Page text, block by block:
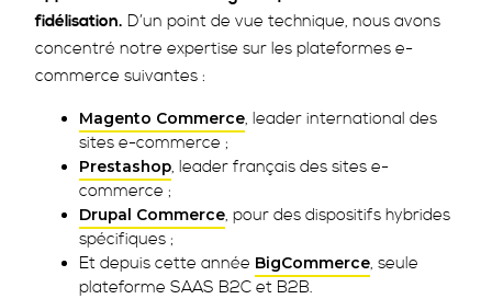
fidélisation. D’un point de vue technique, nous avons
concentré notre expertise sur les plateformes e-
commerce suivantes :
Magento Commerce, leader international des
sites e-commerce ;
Prestashop, leader français des sites e-
commerce ;
Drupal Commerce, pour des dispositifs hybrides
spécifiques ;
Et depuis cette année BigCommerce, seule
plateforme SAAS B2C et B2B.